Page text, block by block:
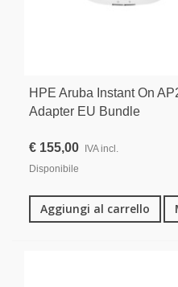
HPE Aruba Instant On
Adapter EU Bundle
€ 155,00
IVA incl.
Disponibile
Aggiungi al carrello